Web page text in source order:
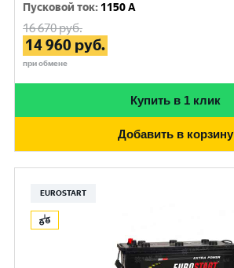
Пусковой ток: 1150 A
16 670руб.
14 960 руб.
при обмене
Купить в 1 клик
Добавить в корзину
EUROSTART